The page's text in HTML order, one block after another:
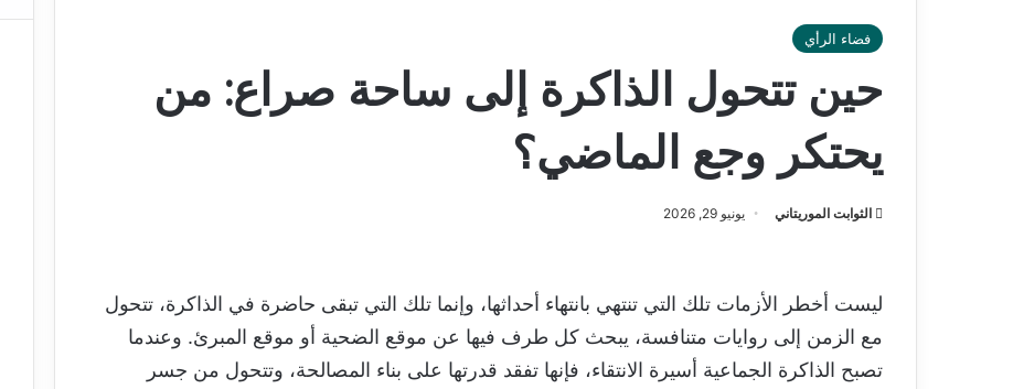
فضاء الرأي
حين تتحول الذاكرة إلى ساحة صراع: من
يحتكر وجع الماضي؟
الثوابت الموريتاني يونيو 29, 2026
ليست أخطر الأزمات تلك التي تنتهي بانتهاء أحداثها، وإنما تلك التي تبقى حاضرة في الذاكرة، تتحول
مع الزمن إلى روايات متنافسة، يبحث كل طرف فيها عن موقع الضحية أو موقع المبرئ. وعندما
تصبح الذاكرة الجماعية أسيرة الانتقاء، فإنها تفقد قدرتها على بناء المصالحة، وتتحول من جسر